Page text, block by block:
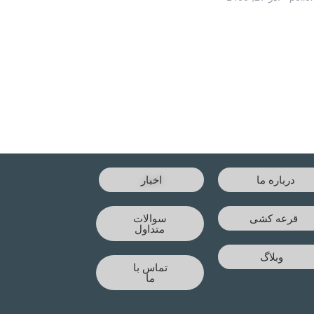
درباره ما
قرعه کشی
وبلاگ
اخبار
سوالات
متداول
تماس با
ما